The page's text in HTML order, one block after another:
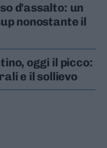
d'assalto: un
nonostante il
oggi il picco:
e il sollievo